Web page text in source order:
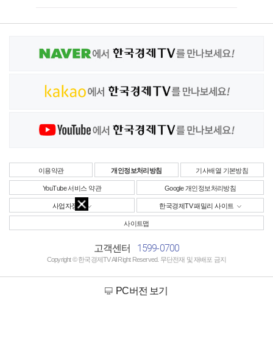
이용약관 개인정보처리방침 기사배열 기본방침
YouTube 서비스 약관 Google 개인정보처리방침
사업자정보 한국경제TV 패밀리 사이트
사이트맵
고객센터 1599-0700
Copyright © 한국경제TV All Right Reserved. 무단전재 및 재배포 금지
PC버전 보기